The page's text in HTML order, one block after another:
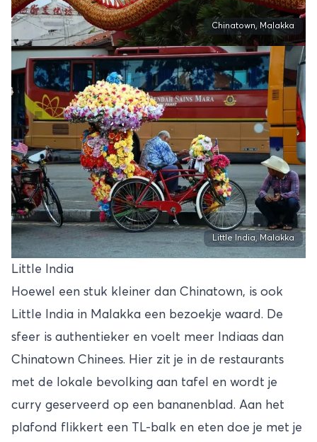
Chinatown, Malakka
Little India, Malakka
Little India
Hoewel een stuk kleiner dan Chinatown, is ook
Little India in Malakka een bezoekje waard. De
sfeer is authentieker en voelt meer Indiaas dan
Chinatown Chinees. Hier zit je in de restaurants
met de lokale bevolking aan tafel en wordt je
curry geserveerd op een bananenblad. Aan het
plafond flikkert een TL-balk en eten doe je met je